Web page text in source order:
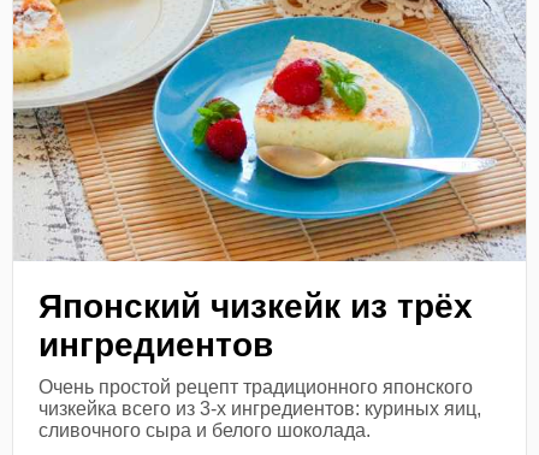
Японский чизкейк из трёх
ингредиентов
Очень простой рецепт традиционного японского
чизкейка всего из 3-х ингредиентов: куриных яиц,
сливочного сыра и белого шоколада.